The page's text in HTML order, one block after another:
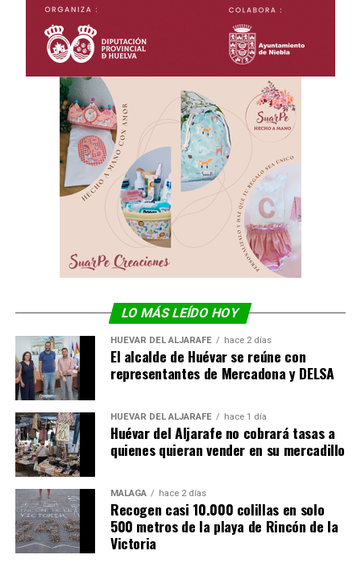
LO MÁS LEÍDO HOY
HUÉVAR DEL ALJARAFE hace 2 días
El alcalde de Huévar se reúne con
representantes de Mercadona y DELSA
HUÉVAR DEL ALJARAFE hace 1 día
Huévar del Aljarafe no cobrará tasas a
quienes quieran vender en su mercadillo
MÁLAGA hace 2 días
Recogen casi 10.000 colillas en solo
500 metros de la playa de Rincón de la
Victoria